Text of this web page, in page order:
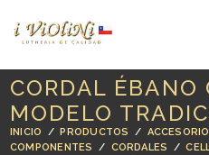
CORDAL
MODELO
INICIO /PRODUCTOS /
COMPONENTES
/ CORDALES /